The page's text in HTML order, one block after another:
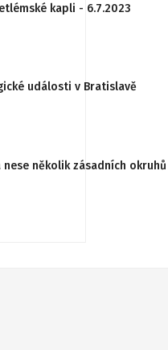
kapli - 6.7.2023
události v Bratislavě
nese několik zásadních